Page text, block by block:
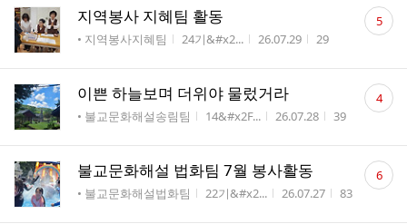
지역봉사 지혜팀 활동
게시판명
• 지역봉사지혜팀 작성자
24기&#x2... 작성시간
26.07.29 조회수
29
댓
글 5
이쁜 하늘보며 더위야 물렀거라
게시판명
• 불교문화해설송림팀 작성자
14&#x2F... 작성시간
26.07.28 조회수
39
댓
글 4
불교문화해설 법화팀 7월 봉사활동
게시판명
• 불교문화해설법화팀 작성자
22기&#x2... 작성시간
26.07.27 조회수
83
댓
글 6